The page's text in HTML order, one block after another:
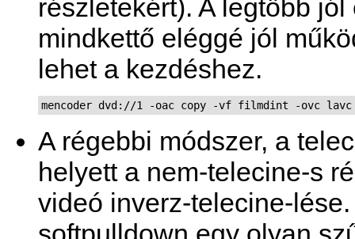
részletekért). A legtöbb
mindkettő eléggé jól
lehet a kezdéshez.
mencoder dvd://1 -oac copy -vf filmdint -ovc lavc
A régebbi módszer, a
helyett a nem-telecine-s
videó inverz-telecine-